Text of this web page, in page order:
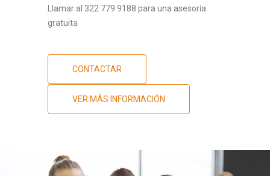
Llamar al 322 779 9188 para una asesoría
gratuita
CONTACTAR
VER MÁS INFORMACIÓN